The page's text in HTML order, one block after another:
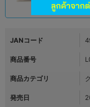
在庫あり
JANコード
商品番号
商品カテゴリ
発売日